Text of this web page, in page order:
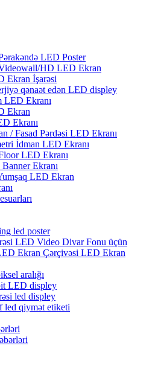
LED Poster
HD LED Ekran
Ekran İşarəsi
qənaət edən LED displey
LED Ekranı
Ekran
Ekranı
/ Fasad Pərdəsi LED Ekranı
İdman LED Ekranı
LED Ekranı
Ekranı
LED Ekran
led poster
LED Video Divar Fonu üçün
Ekran Çərçivəsi LED Ekran
aralığı
LED displey
led displey
led qiymət etiketi